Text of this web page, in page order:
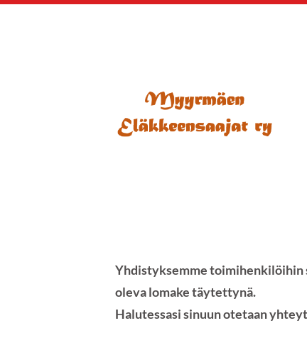
Myyrmäen
Yhdistyksemme
oleva lomake täytettynä.
Halutessasi sinuun otetaan